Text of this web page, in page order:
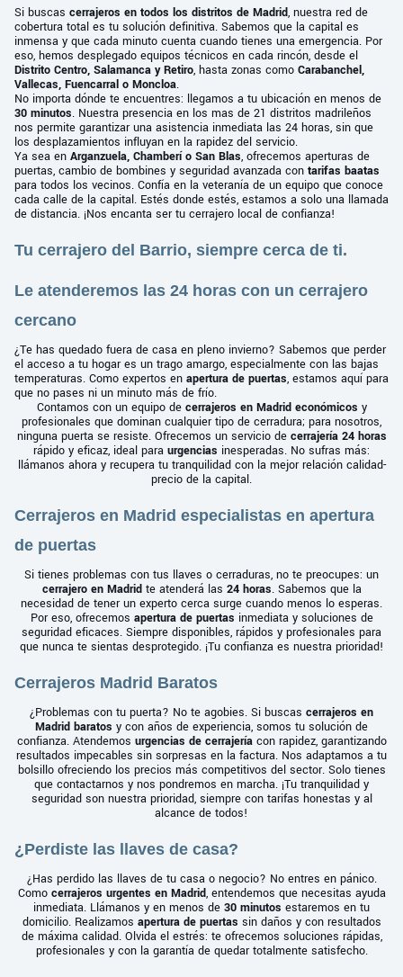
Si buscas cerrajeros en todos los distritos de Madrid, nuestra red de
cobertura total es tu solución definitiva. Sabemos que la capital es
inmensa y que cada minuto cuenta cuando tienes una emergencia. Por
eso, hemos desplegado equipos técnicos en cada rincón, desde el
Distrito Centro, Salamanca y Retiro, hasta zonas como Carabanchel,
Vallecas, Fuencarral o Moncloa.
No importa dónde te encuentres: llegamos a tu ubicación en menos de
30 minutos. Nuestra presencia en los mas de 21 distritos madrileños
nos permite garantizar una asistencia inmediata las 24 horas, sin que
los desplazamientos influyan en la rapidez del servicio.
Ya sea en Arganzuela, Chamberí o San Blas, ofrecemos aperturas de
puertas, cambio de bombines y seguridad avanzada con tarifas baatas
para todos los vecinos. Confía en la veteranía de un equipo que conoce
cada calle de la capital. Estés donde estés, estamos a solo una llamada
de distancia. ¡Nos encanta ser tu cerrajero local de confianza!
Tu cerrajero del Barrio, siempre cerca de ti.
Le atenderemos las 24 horas con un cerrajero
cercano
¿Te has quedado fuera de casa en pleno invierno? Sabemos que perder
el acceso a tu hogar es un trago amargo, especialmente con las bajas
temperaturas. Como expertos en apertura de puertas, estamos aquí para
que no pases ni un minuto más de frío.
Contamos con un equipo de cerrajeros en Madrid económicos y
profesionales que dominan cualquier tipo de cerradura; para nosotros,
ninguna puerta se resiste. Ofrecemos un servicio de cerrajería 24 horas
rápido y eficaz, ideal para urgencias inesperadas. No sufras más:
llámanos ahora y recupera tu tranquilidad con la mejor relación calidad-
precio de la capital.
Cerrajeros en Madrid especialistas en apertura
de puertas
Si tienes problemas con tus llaves o cerraduras, no te preocupes: un
cerrajero en Madridte atenderá las 24 horas. Sabemos que la
necesidad de tener un experto cerca surge cuando menos lo esperas.
Por eso, ofrecemos apertura de puertas inmediata y soluciones de
seguridad eficaces. Siempre disponibles, rápidos y profesionales para
que nunca te sientas desprotegido. ¡Tu confianza es nuestra prioridad!
Cerrajeros Madrid Baratos
¿Problemas con tu puerta? No te agobies. Si buscas cerrajeros en
Madrid baratos y con años de experiencia, somos tu solución de
confianza. Atendemos urgencias de cerrajeríacon rapidez, garantizando
resultados impecables sin sorpresas en la factura. Nos adaptamos a tu
bolsillo ofreciendo los precios más competitivos del sector. Solo tienes
que contactarnos y nos pondremos en marcha. ¡Tu tranquilidad y
seguridad son nuestra prioridad, siempre con tarifas honestas y al
alcance de todos!
¿Perdiste las llaves de casa?
¿Has perdido las llaves de tu casa o negocio? No entres en pánico.
Como cerrajeros urgentes en Madrid, entendemos que necesitas ayuda
inmediata. Llámanos y en menos de 30 minutos estaremos en tu
domicilio. Realizamos apertura de puertas sin daños y con resultados
de máxima calidad. Olvida el estrés: te ofrecemos soluciones rápidas,
profesionales y con la garantía de quedar totalmente satisfecho.